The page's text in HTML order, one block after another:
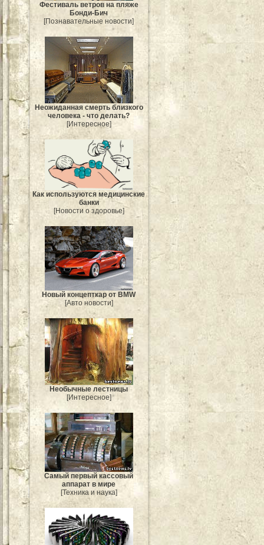
Фестиваль ветров на пляже
Бонди-Бич
[Познавательные новости]
Неожиданная смерть близкого
человека - что делать?
[Интересное]
Как используются медицинские
банки
[Новости о здоровье]
Новый концепткар от BMW
[Авто новости]
Необычные лестницы
[Интересное]
Самый первый кассовый
аппарат в мире
[Техника и наука]